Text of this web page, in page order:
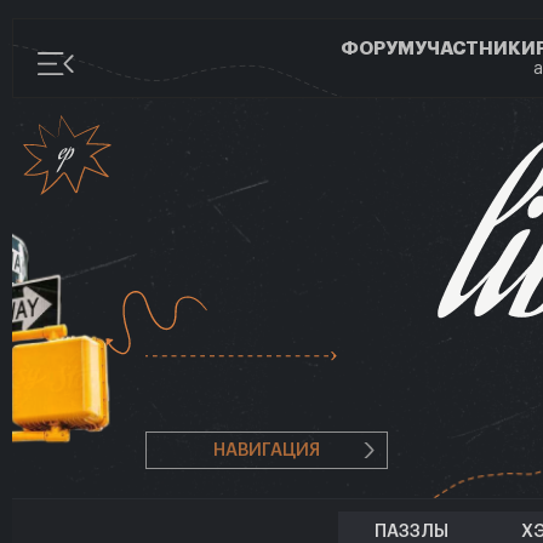
ФОРУМУЧАСТНИКИ
НАВИГАЦИЯ
ПАЗЗЛЫ